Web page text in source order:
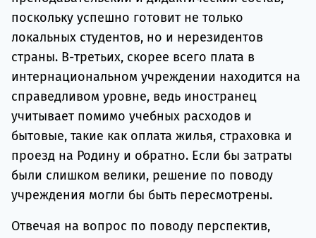
поскольку успешно готовит не только
локальных студентов, но и нерезидентов
страны. В-третьих, скорее всего плата в
интернациональном учреждении находится на
справедливом уровне, ведь иностранец
учитывает помимо учебных расходов и
бытовые, такие как оплата жилья, страховка и
проезд на Родину и обратно. Если бы затраты
были слишком велики, решение по поводу
учреждения могли бы быть пересмотрены.
Отвечая на вопрос по поводу перспектив,